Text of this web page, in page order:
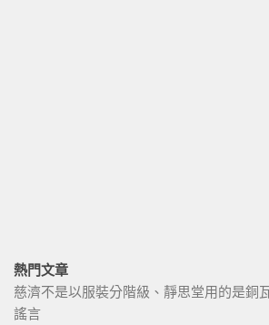
熱門文章
慈濟不是以服裝分階級、靜思堂用的是銅
謠言